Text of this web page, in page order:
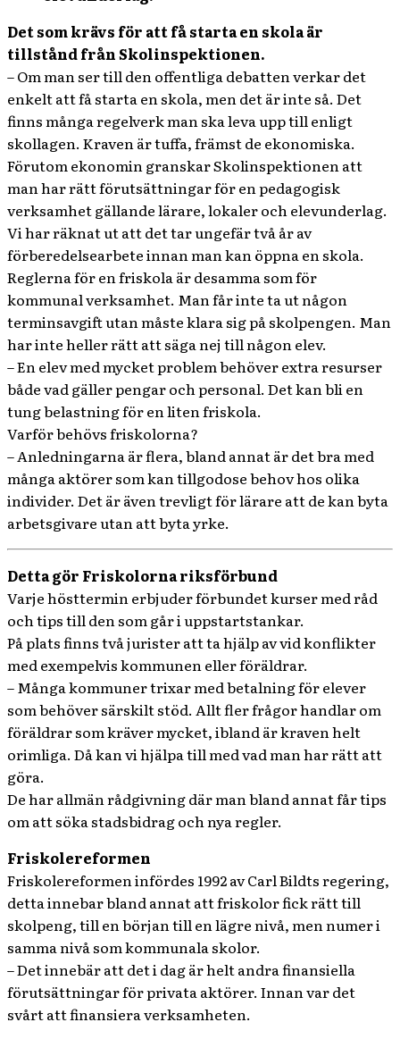
Det som krävs för att få starta en skola är
tillstånd från Skolinspektionen.
– Om man ser till den offentliga debatten verkar det
enkelt att få starta en skola, men det är inte så. Det
finns många regelverk man ska leva upp till enligt
skollagen. Kraven är tuffa, främst de ekonomiska.
Förutom ekonomin granskar Skolinspektionen att
man har rätt förutsättningar för en pedagogisk
verksamhet gällande lärare, lokaler och elevunderlag.
Vi har räknat ut att det tar ungefär två år av
förberedelsearbete innan man kan öppna en skola.
Reglerna för en friskola är desamma som för
kommunal verksamhet. Man får inte ta ut någon
terminsavgift utan måste klara sig på skolpengen. Man
har inte heller rätt att säga nej till någon elev.
– En elev med mycket problem behöver extra resurser
både vad gäller pengar och personal. Det kan bli en
tung belastning för en liten friskola.
Varför behövs friskolorna?
– Anledningarna är flera, bland annat är det bra med
många aktörer som kan tillgodose behov hos olika
individer. Det är även trevligt för lärare att de kan byta
arbetsgivare utan att byta yrke.
Detta gör Friskolorna riksförbund
Varje hösttermin erbjuder förbundet kurser med råd
och tips till den som går i uppstartstankar.
På plats finns två jurister att ta hjälp av vid konflikter
med exempelvis kommunen eller föräldrar.
– Många kommuner trixar med betalning för elever
som behöver särskilt stöd. Allt fler frågor handlar om
föräldrar som kräver mycket, ibland är kraven helt
orimliga. Då kan vi hjälpa till med vad man har rätt att
göra.
De har allmän rådgivning där man bland annat får tips
om att söka stadsbidrag och nya regler.
Friskolereformen
Friskolereformen infördes 1992 av Carl Bildts regering,
detta innebar bland annat att friskolor fick rätt till
skolpeng, till en början till en lägre nivå, men numer i
samma nivå som kommunala skolor.
– Det innebär att det i dag är helt andra finansiella
förutsättningar för privata aktörer. Innan var det
svårt att finansiera verksamheten.